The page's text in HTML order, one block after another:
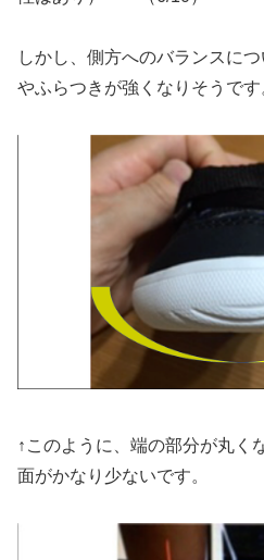
しかし、側方へのバランスに
やふらつきが強くなりそうです
↑このように、端の部分が丸く
面がかなり少ないです。